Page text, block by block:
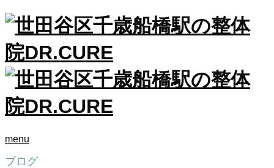
menu
ブログ